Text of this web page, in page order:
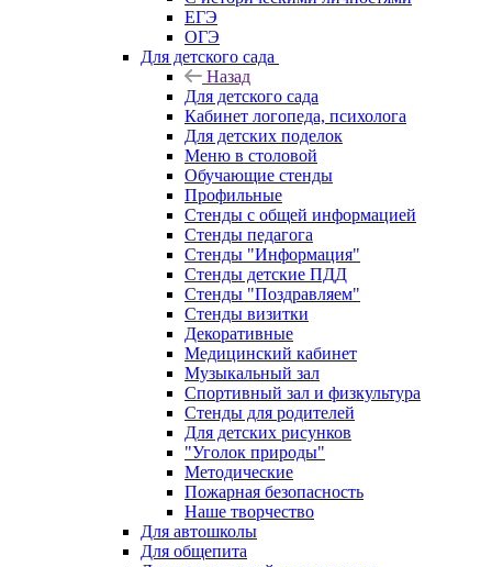
ЕГЭ
ОГЭ
Для детского сада
Назад
Для детского сада
Кабинет логопеда, психолога
Для детских поделок
Меню в столовой
Обучающие стенды
Профильные
Стенды с общей информацией
Стенды педагога
Стенды "Информация"
Стенды детские ПДД
Стенды "Поздравляем"
Стенды визитки
Декоративные
Медицинский кабинет
Музыкальный зал
Спортивный зал и физкультура
Стенды для родителей
Для детских рисунков
"Уголок природы"
Методические
Пожарная безопасность
Наше творчество
Для автошколы
Для общепита